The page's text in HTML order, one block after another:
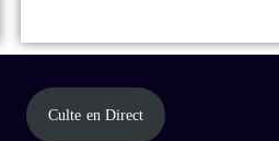
Culte en Direct